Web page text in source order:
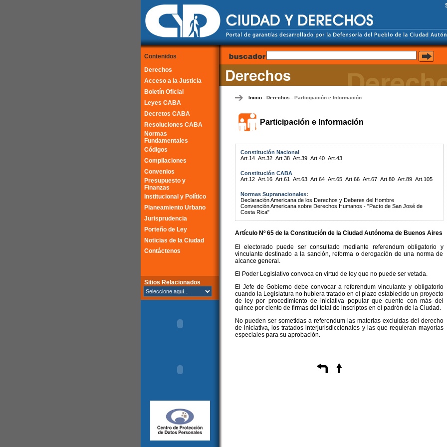
Contenidos
Derechos
Acceso a la Justicia
Boletín Oficial
Leyes CABA
Decretos CABA
Resoluciones CABA
Normas
Fundamentales
Códigos
Compilaciones
Convenios
Presupuesto y
Finanzas
Institucional y Político
Planeamiento Urbano
Jurisprudencia
Porteño de Ley
Noticias de la Ciudad
Contáctenos
Sitios Relacionados
Inicio- Derechos - Participación e Información
Participación e Información
Constitución Nacional
Art.14 Art.32 Art.38 Art.39 Art.40 Art.43
Constitución CABA
Art.12 Art.16 Art.61 Art.63 Art.64 Art.65 Art.66 Art.67 Art.80 Art.89 Art.105
Normas Supranacionales:
Declaración Americana de los Derechos y Deberes del Hombre
Convención Americana sobre Derechos Humanos - "Pacto de San José de
Costa Rica"
Artículo Nº 65 de la Constituciónde la Ciudad Autónoma de Buenos Aires
El electorado puede ser consultado mediante referendum obligatorio y
vinculante destinado a la sanción, reforma o derogación de una norma de
alcance general.
El Poder Legislativo convoca en virtud de ley que no puede ser vetada.
El Jefe de Gobierno debe convocar a referendum vinculante y obligatorio
cuando la Legislatura no hubiera tratado en el plazo establecido un proyecto
de ley por procedimiento de iniciativa popular que cuente con más del
quince por ciento de firmas del total de inscriptos en el padrón de la Ciudad.
No pueden ser sometidas a referendum las materias excluidas del derecho
de iniciativa, los tratados interjurisdiccionales y las que requieran mayorías
especiales para su aprobación.